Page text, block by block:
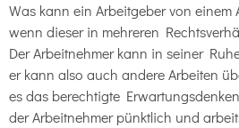
Was kann ein Arbeitgeber von einem
wenn dieser in mehreren
Der Arbeitnehmer kann in seiner
er kann also auch andere Arbeiten
es das berechtigte
der Arbeitnehmer pünktlich und